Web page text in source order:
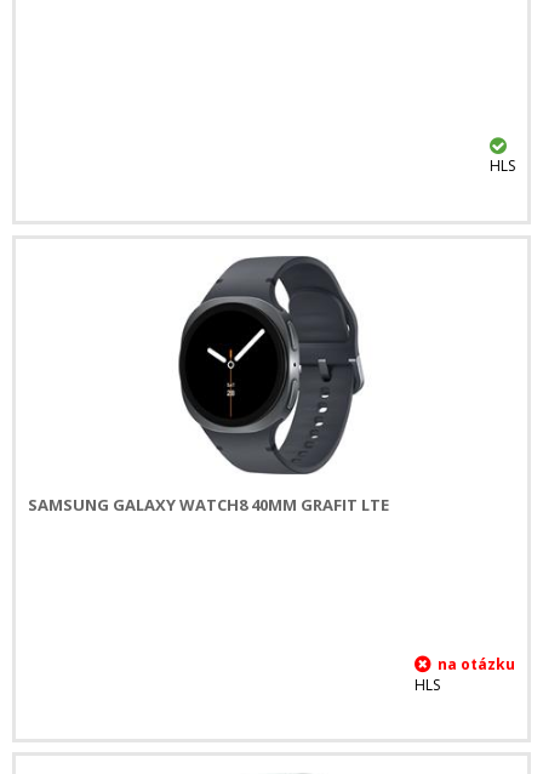
HLS
SAMSUNG GALAXY WATCH8 40MM GRAFIT LTE
HLS